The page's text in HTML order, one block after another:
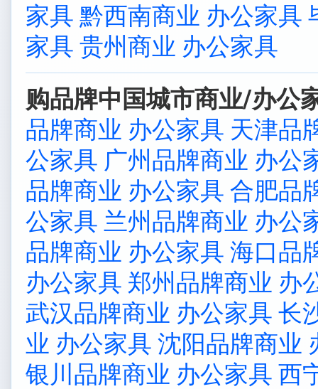
家具 黔西南商业 办公家具
家具 贵州商业 办公家具
购品牌中国城市商业/办公
品牌商业 办公家具 天津品
公家具 广州品牌商业 办公
品牌商业 办公家具 合肥品
公家具 兰州品牌商业 办公
品牌商业 办公家具 海口品
办公家具 郑州品牌商业 办
武汉品牌商业 办公家具 长
业 办公家具 沈阳品牌商业
银川品牌商业 办公家具 西